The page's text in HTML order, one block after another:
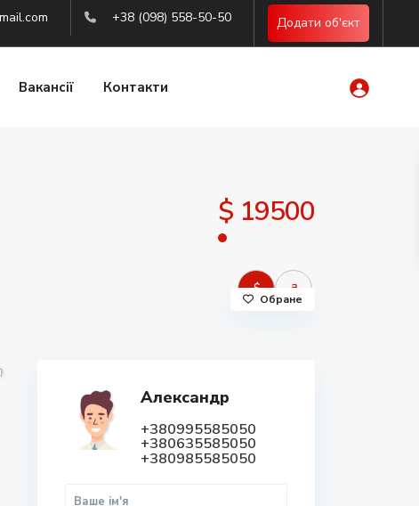
+38 (098) 558-50-50 Додати об'єкт
Вакансії Контакти
$ 19500
$ ₴
Обране
Александр
+380995585050
+380635585050
+380985585050